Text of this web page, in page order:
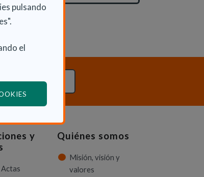
pulsando
el
(ABRE EN VENTANA MODAL)
NOSOTROS
y
Quiénes somos
Misión, visión y
valores